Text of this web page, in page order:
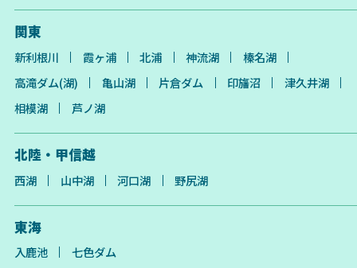
関東
新利根川 霞ヶ浦 北浦 神流湖
榛名湖
高滝ダム(湖)
亀山湖 片倉ダム 印旛沼
津久井湖
相模湖
芦ノ湖
北陸・甲信越
西湖 山中湖 河口湖 野尻湖
東海
入鹿池 七色ダム